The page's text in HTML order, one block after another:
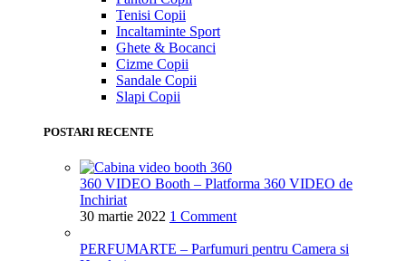
Tenisi Copii
Incaltaminte Sport
Ghete & Bocanci
Cizme Copii
Sandale Copii
Slapi Copii
POSTARI RECENTE
360 VIDEO Booth – Platforma 360 VIDEO de
Inchiriat
30 martie 2022 1 Comment
PERFUMARTE – Parfumuri pentru Camera si